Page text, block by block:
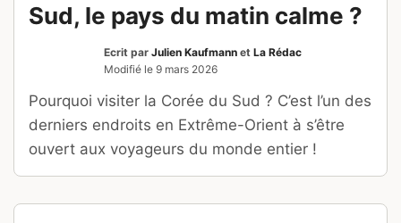
Sud, le pays du matin calme ?
Ecrit par Julien Kaufmann et La Rédac
Modifié le 9 mars 2026
Pourquoi visiter la Corée du Sud ? C’est l’un des
derniers endroits en Extrême-Orient à s’être
ouvert aux voyageurs du monde entier !